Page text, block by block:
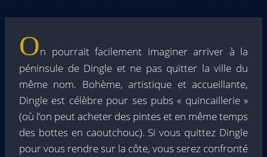
On pourrait facilement imaginer arriver à la
péninsule de Dingle et ne pas quitter la ville du
même nom. Bohème, artistique et accueillante,
Dingle est célèbre pour ses pubs « quincaillerie »
(où l’on peut acheter des pintes et en même temps
des bottes en caoutchouc). Si vous quittez Dingle
pour vous rendre sur la côte, vous serez confronté